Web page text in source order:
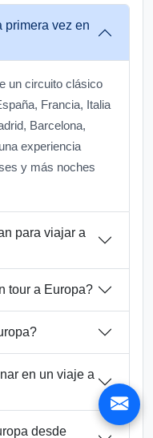
primera vez en
un circuito clásico
Francia, Italia
Barcelona,
experiencia
y más noches
para viajar a
tour a Europa?
en un viaje a
desde